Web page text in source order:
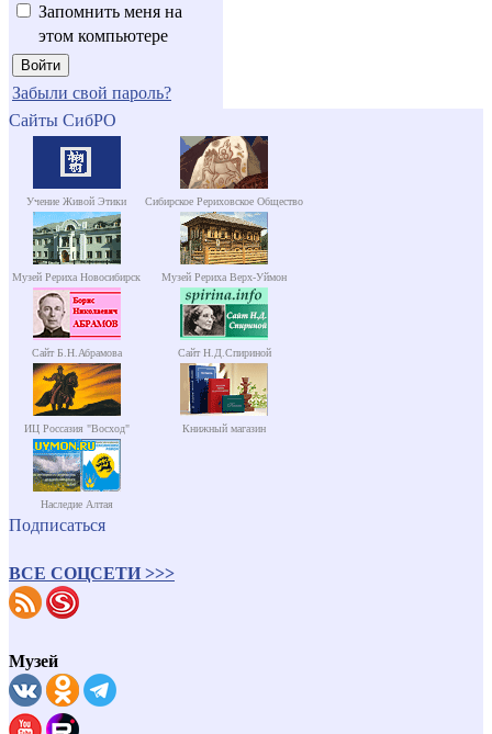
Запомнить меня на
этом компьютере
Забыли свой пароль?
Сайты СибРО
Учение Живой Этики Сибирское Рериховское Общество
Музей Рериха Новосибирск Музей Рериха Верх-Уймон
Сайт Б.Н.Абрамова Сайт Н.Д.Спириной
ИЦ Россазия "Восход" Книжный магазин
Наследие Алтая
Подписаться
ВСЕ СОЦСЕТИ >>>
Музей